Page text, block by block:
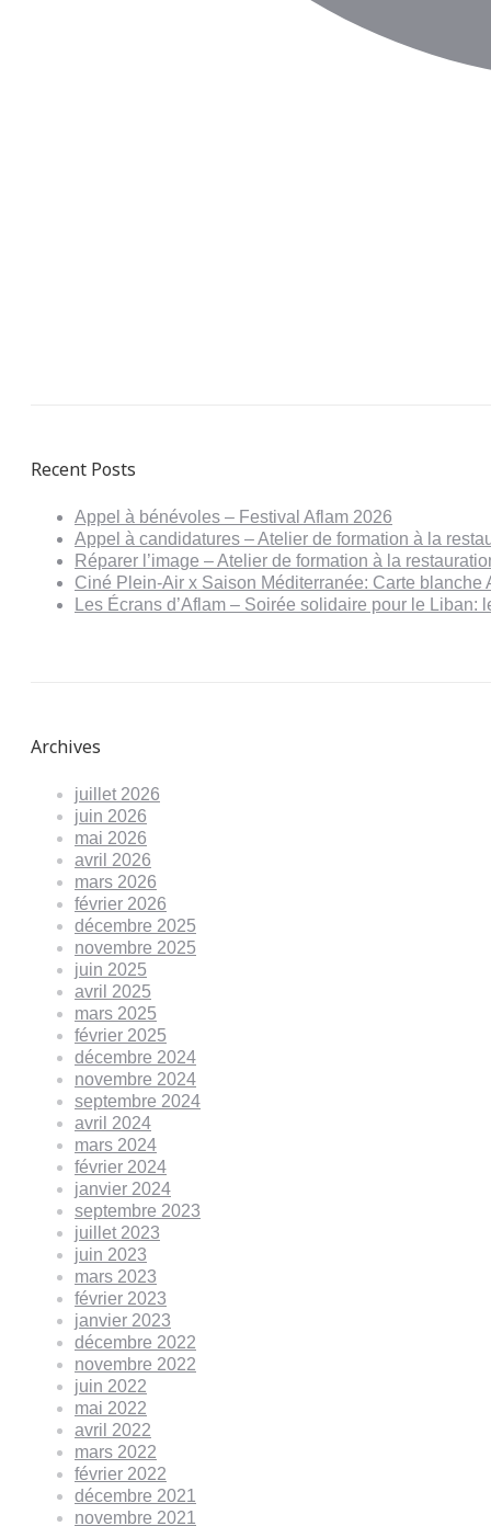
Recent Posts
Appel à bénévoles – Festival Aflam 2026
Appel à candidatures – Atelier de formation à la
Réparer l’image – Atelier de formation à la
Ciné Plein-Air x Saison Méditerranée: Carte blanche
Les Écrans d’Aflam – Soirée solidaire pour le
Archives
juillet 2026
juin 2026
mai 2026
avril 2026
mars 2026
février 2026
décembre 2025
novembre 2025
juin 2025
avril 2025
mars 2025
février 2025
décembre 2024
novembre 2024
septembre 2024
avril 2024
mars 2024
février 2024
janvier 2024
septembre 2023
juillet 2023
juin 2023
mars 2023
février 2023
janvier 2023
décembre 2022
novembre 2022
juin 2022
mai 2022
avril 2022
mars 2022
février 2022
décembre 2021
novembre 2021